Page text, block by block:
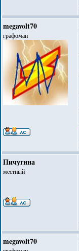
megavolt70
графоман
Пичугина
местный
megavolt70